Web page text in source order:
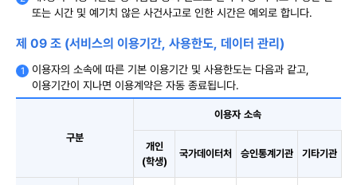
또는 시간 및 예기치 않은 사건사고로 인한 시간은 예외로 합니다.
제 09 조 (서비스의 이용기간, 사용한도, 데이터 관리)
이용자의 소속에 따른 기본 이용기간 및 사용한도는 다음과 같고,
이용기간이 지나면 이용계약은 자동 종료됩니다.
구분
이용자 소속
개인
(학생)
국가데이터처 승인통계기관 기타기관